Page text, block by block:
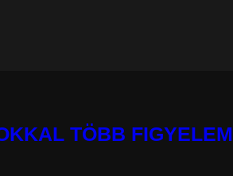
TÖBB FIGYELEM